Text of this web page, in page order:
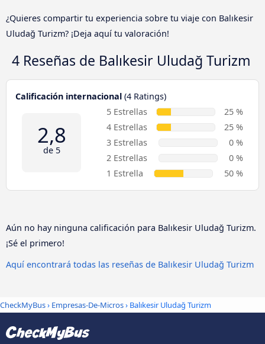
¿Quieres compartir tu experiencia sobre tu viaje con Balıkesir
Uludağ Turizm? ¡Deja aquí tu valoración!
4 Reseñas de Balıkesir Uludağ Turizm
Calificación internacional (4 Ratings)
2,8
de 5
5 Estrellas
25 %
4 Estrellas
25 %
3 Estrellas
0 %
2 Estrellas
0 %
1 Estrella
50 %
Aún no hay ninguna calificación para Balıkesir Uludağ Turizm.
¡Sé el primero!
Aquí encontrará todas las reseñas de Balıkesir Uludağ Turizm
CheckMyBus› Empresas-De-Micros› Balıkesir Uludağ Turizm